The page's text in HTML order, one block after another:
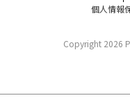
個人情報
Copyright 2026